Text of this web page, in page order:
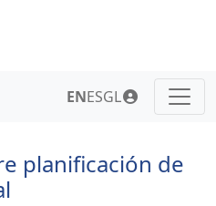
ENESGL
planificación de